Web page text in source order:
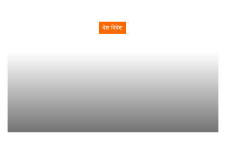
देश विदेश